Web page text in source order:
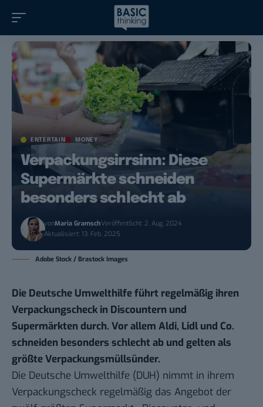
ENTERTAIN MONEY
Verpackungsirrsinn: Diese
Supermärkte schneiden
besonders schlecht ab
vonMaria GramschVeröffentlicht: 2. Aug. 2024
Aktualisiert: 13. Feb. 2025
Adobe Stock / Brastock Images
Die Deutsche Umwelthilfe führt regelmäßig ihren
Verpackungscheck in Discountern und
Supermärkten durch. Vor allem Aldi, Lidl und Co.
schneiden besonders schlecht ab und gelten als
größte Verpackungsmüllsünder.
Die Deutsche Umwelthilfe (DUH) nimmt in ihrem
Verpackungscheck regelmäßig das Angebot der